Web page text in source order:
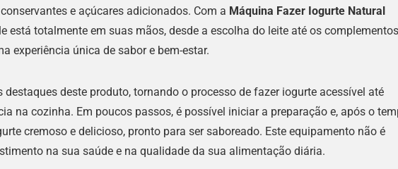
e açúcares adicionados. Com a Máquina Fazer Iogurte Natural
está totalmente em suas mãos, desde a escolha do leite até os complementos
experiência única de sabor e bem-estar.
deste produto, tornando o processo de fazer iogurte acessível até
na cozinha. Em poucos passos, é possível iniciar a preparação e, após o
cremoso e delicioso, pronto para ser saboreado. Este equipamento não é
na sua saúde e na qualidade da sua alimentação diária.